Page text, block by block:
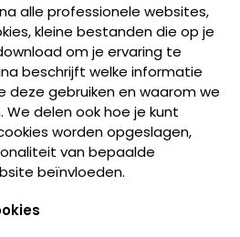
alle professionele websites,
kleine bestanden die op je
om je ervaring te
beschrijft welke informatie
deze gebruiken en waarom we
We delen ook hoe je kunt
worden opgeslagen,
van bepaalde
beïnvloeden.